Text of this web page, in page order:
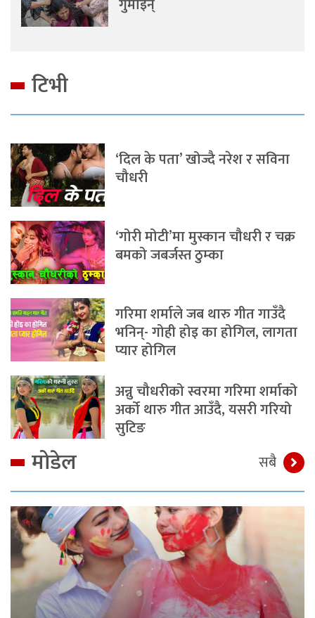
टिभी
‘दिल के पता’ खोज्दै नरेश र सविना
चौधरी
‘गोरी मोटी’मा मुस्कान चौधरी र चक्र
बमको जबर्जस्त ठुम्का
गरिमा शर्माले जब थारु गीत गाउँदै
भनिन्- गोही होइ का होगिल, लागता
प्यार होगिल
अन्नु चौधरीको स्वरमा गरिमा शर्माको
अर्को थारु गीत आउँदै, यसरी गरियो
सुटिङ
मोडेल सबै